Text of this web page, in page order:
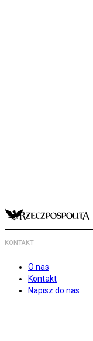
KONTAKT
O nas
Kontakt
Napisz do nas